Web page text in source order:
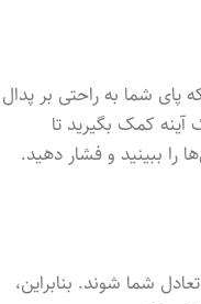
پای شما به راحتی بر پدال
آینه کمک بگیرید تا
را ببینید و فشار دهید.
شما شوند. بنابراین،